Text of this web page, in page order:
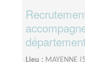
Lieu : MAYENNE